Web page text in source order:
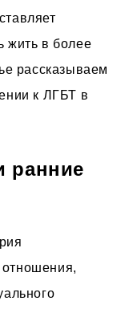
жить в более
рассказываем
к ЛГБТ в
ранние